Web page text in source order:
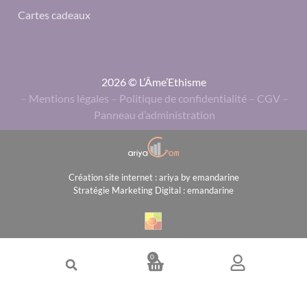
0
Cartes cadeaux
2026 © L’Âme’Ethisme
– Mentions légales – Politique de confidentialité – CGV –
Panneau d’administration
Création site internet : ariya by emandarine
Stratégie Marketing Digital : emandarine